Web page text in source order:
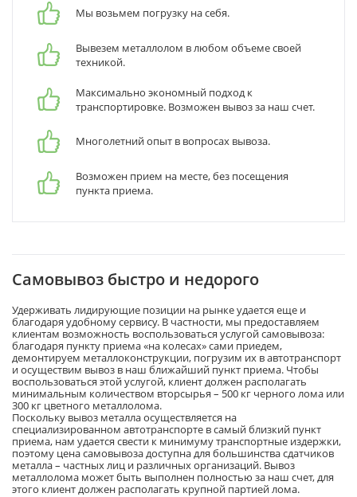
Самовывоз быстро и недорого
Удерживать лидирующие позиции на рынке удается еще и
благодаря удобному сервису. В частности, мы предоставляем
клиентам возможность воспользоваться услугой самовывоза:
благодаря пункту приема «на колесах» сами приедем,
демонтируем металлоконструкции, погрузим их в автотранспорт
и осуществим вывоз в наш ближайший пункт приема. Чтобы
воспользоваться этой услугой, клиент должен располагать
минимальным количеством вторсырья – 500 кг черного лома или
300 кг цветного металлолома.
Поскольку вывоз металла осуществляется на
специализированном автотранспорте в самый близкий пункт
приема, нам удается свести к минимуму транспортные издержки,
поэтому цена самовывоза доступна для большинства сдатчиков
металла – частных лиц и различных организаций. Вывоз
металлолома может быть выполнен полностью за наш счет, для
этого клиент должен располагать крупной партией лома.
Мы возьмем погрузку на себя.
Вывезем металлолом в любом объеме своей
техникой.
Максимально экономный подход к
транспортировке. Возможен вывоз за наш счет.
Многолетний опыт в вопросах вывоза.
Возможен прием на месте, без посещения
пункта приема.